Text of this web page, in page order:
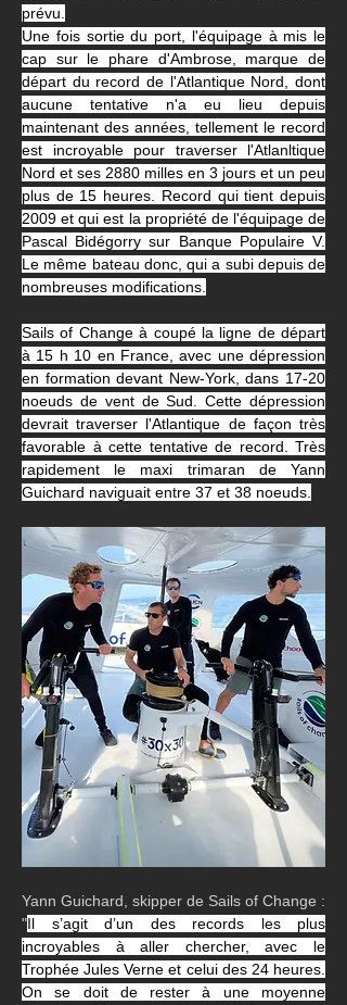
prévu.
Une fois sortie du port, l'équipage à mis le
cap sur le phare d'Ambrose, marque de
départ du record de l'Atlantique Nord, dont
aucune tentative n'a eu lieu depuis
maintenant des années, tellement le record
est incroyable pour traverser l'Atlanltique
Nord et ses 2880 milles en 3 jours et un peu
plus de 15 heures. Record qui tient depuis
2009 et qui est la propriété de l'équipage de
Pascal Bidégorry sur Banque Populaire V.
Le même bateau donc, qui a subi depuis de
nombreuses modifications.
Sails of Change à coupé la ligne de départ
à 15 h 10 en France, avec une dépression
en formation devant New-York, dans 17-20
noeuds de vent de Sud. Cette dépression
devrait traverser l'Atlantique de façon très
favorable à cette tentative de record. Très
rapidement le maxi trimaran de Yann
Guichard naviguait entre 37 et 38 noeuds.
Yann Guichard, skipper de Sails of Change :
"Il s’agit d’un des records les plus
incroyables à aller chercher, avec le
Trophée Jules Verne et celui des 24 heures.
On se doit de rester à une moyenne